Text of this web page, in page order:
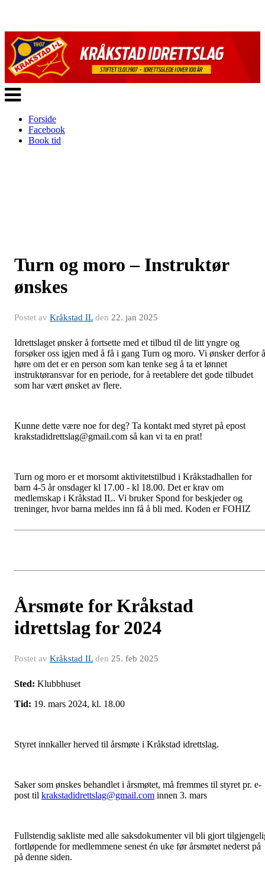
Veksle
navigasjon
Forside
Facebook
Book tid
Turn og moro – Instruktør
ønskes
Postet av Kråkstad ILden 22. jan 2025
Idrettslaget ønsker å fortsette med et tilbud til de litt yngre og
forsøker oss igjen med å få i gang Turn og moro. Vi ønsker derfor å
høre om det er en person som kan tenke seg å ta et lønnet
instruktøransvar for en periode, for å reetablere det gode tilbudet
som har vært ønsket av flere.
Kunne dette være noe for deg? Ta kontakt med styret på epost
krakstadidrettslag@gmail.com så kan vi ta en prat!
Turn og moro er et morsomt aktivitetstilbud i Kråkstadhallen for
barn 4-5 år onsdager kl 17.00 - kl 18.00. Det er krav om
medlemskap i Kråkstad IL. Vi bruker Spond for beskjeder og
treninger, hvor barna meldes inn få å bli med. Koden er FOHIZ
Årsmøte for Kråkstad
idrettslag for 2024
Postet av Kråkstad ILden 25. feb 2025
Sted: Klubbhuset
Tid: 19. mars 2024, kl. 18.00
Styret innkaller herved til årsmøte i Kråkstad idrettslag.
Saker som ønskes behandlet i årsmøtet, må fremmes til styret pr. e-
post til krakstadidrettslag@gmail.com innen 3. mars
Fullstendig sakliste med alle saksdokumenter vil bli gjort
fortløpende for medlemmene senest én uke før årsmøtet nederst på
på denne siden.